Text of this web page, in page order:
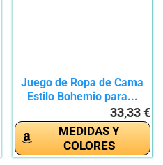
Juego de Ropa de Cama
Estilo Bohemio para...
33,33 €
MEDIDAS Y
COLORES